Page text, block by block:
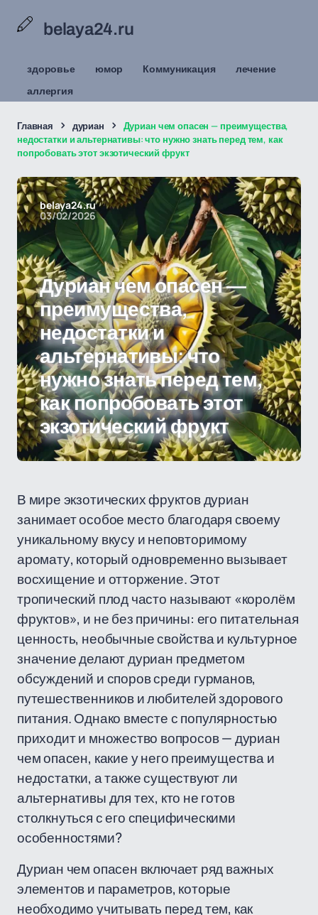
belaya24.ru
здоровье юмор Коммуникация
лечение
аллергия
Главная дуриан
Дуриан чем опасен — преимущества,
недостатки и альтернативы: что нужно знать перед тем, как
попробовать этот экзотический фрукт
belaya24.ru
03/02/2026
Дуриан чем опасен —
преимущества,
недостатки и
альтернативы: что
нужно знать перед тем,
как попробовать этот
экзотический фрукт
В мире экзотических фруктов дуриан
занимает особое место благодаря своему
уникальному вкусу и неповторимому
аромату, который одновременно вызывает
восхищение и отторжение. Этот
тропический плод часто называют «королём
фруктов», и не без причины: его питательная
ценность, необычные свойства и культурное
значение делают дуриан предметом
обсуждений и споров среди гурманов,
путешественников и любителей здорового
питания. Однако вместе с популярностью
приходит и множество вопросов — дуриан
чем опасен, какие у него преимущества и
недостатки, а также существуют ли
альтернативы для тех, кто не готов
столкнуться с его специфическими
особенностями?
Дуриан чем опасен включает ряд важных
элементов и параметров, которые
необходимо учитывать перед тем, как